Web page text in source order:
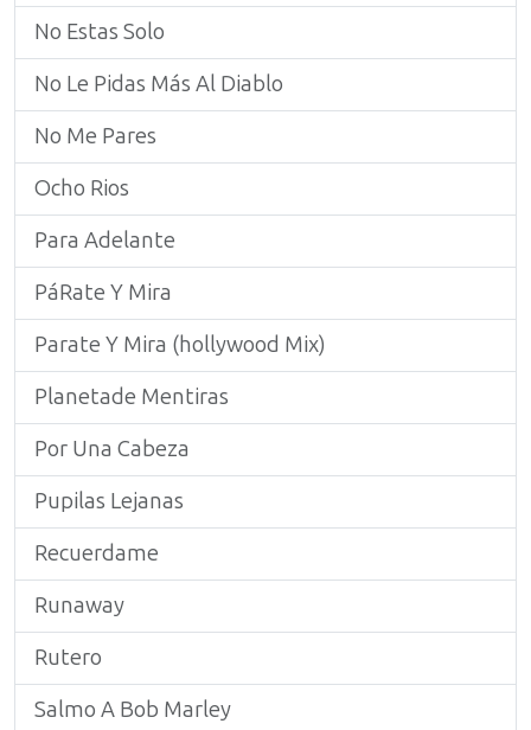
No Estas Solo
No Le Pidas Más Al Diablo
No Me Pares
Ocho Rios
Para Adelante
PáRate Y Mira
Parate Y Mira (hollywood Mix)
Planetade Mentiras
Por Una Cabeza
Pupilas Lejanas
Recuerdame
Runaway
Rutero
Salmo A Bob Marley